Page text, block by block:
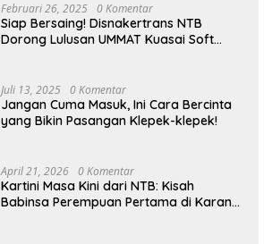
Februari 26, 2025 0 Komentar
Siap Bersaing! Disnakertrans NTB
Dorong Lulusan UMMAT Kuasai Soft
Juli 13, 2025 0 Komentar
Jangan Cuma Masuk, Ini Cara Bercinta
yang Bikin Pasangan Klepek-klepek!
April 21, 2026 0 Komentar
Kartini Masa Kini dari NTB: Kisah
Babinsa Perempuan Pertama di Karang